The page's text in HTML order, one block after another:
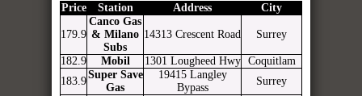
Price Station Address City
179.9
Canco Gas
& Milano
Subs
14313 Crescent Road Surrey
182.9 Mobil 1301 Lougheed Hwy
Coquitlam
183.9
Super Save
Gas
19415 Langley
Bypass
Surrey